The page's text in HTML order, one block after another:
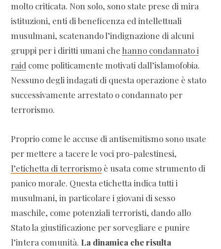
molto criticata. Non solo, sono state prese di mira
istituzioni, enti di beneficenza ed intellettuali
musulmani, scatenando l’indignazione di alcuni
gruppi per i diritti umani che hanno condannato i
raid come politicamente motivati dall’islamofobia.
Nessuno degli indagati di questa operazione è stato
successivamente arrestato o condannato per
terrorismo.
Proprio come le accuse di antisemitismo sono usate
per mettere a tacere le voci pro-palestinesi,
l’etichetta di terrorismo è usata come strumento di
panico morale. Questa etichetta indica tutti i
musulmani, in particolare i giovani di sesso
maschile, come potenziali terroristi, dando allo
Stato la giustificazione per sorvegliare e punire
l’intera comunità. La dinamica che risulta